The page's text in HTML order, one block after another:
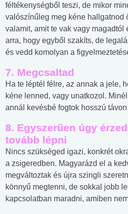
féltékenységből teszi, de mikor
valószínűleg meg kéne hallgatnod
valamit, amit te vak vagy magadtól
arra, hogy egyből szakíts, de
és vedd komolyan a
7. Megcsaltad
Ha te léptél félre, az annak a jele,
kéne lenned, vagy unatkozol.
annál kevésbé fogtok hosszú
8. Egyszerűen úgy
tovább lépni
Nincs szükséged igazi, konkrét
a zsigeredben. Magyarázd el a
megváltoztak és újra szingli
könnyű megtenni, de sokkal jobb
kapcsolatban maradni, amiben